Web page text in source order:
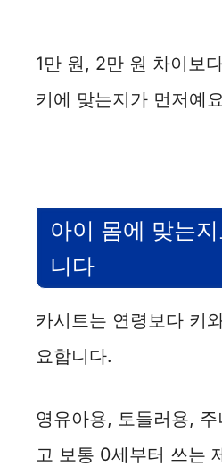
1만 원, 2만 원 차이보
키에 맞는지가 먼저예
아이 몸에 맞는
니다
카시트는 연령보다 키
요합니다.
영유아용, 토들러용,
고 보통 0세부터 쓰는